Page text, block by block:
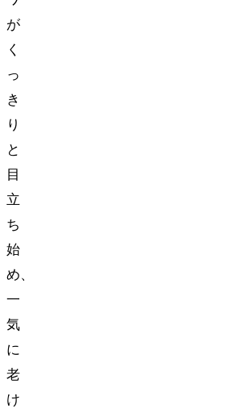
が
く
っ
き
り
と
目
立
ち
始
め、
一
気
に
老
け